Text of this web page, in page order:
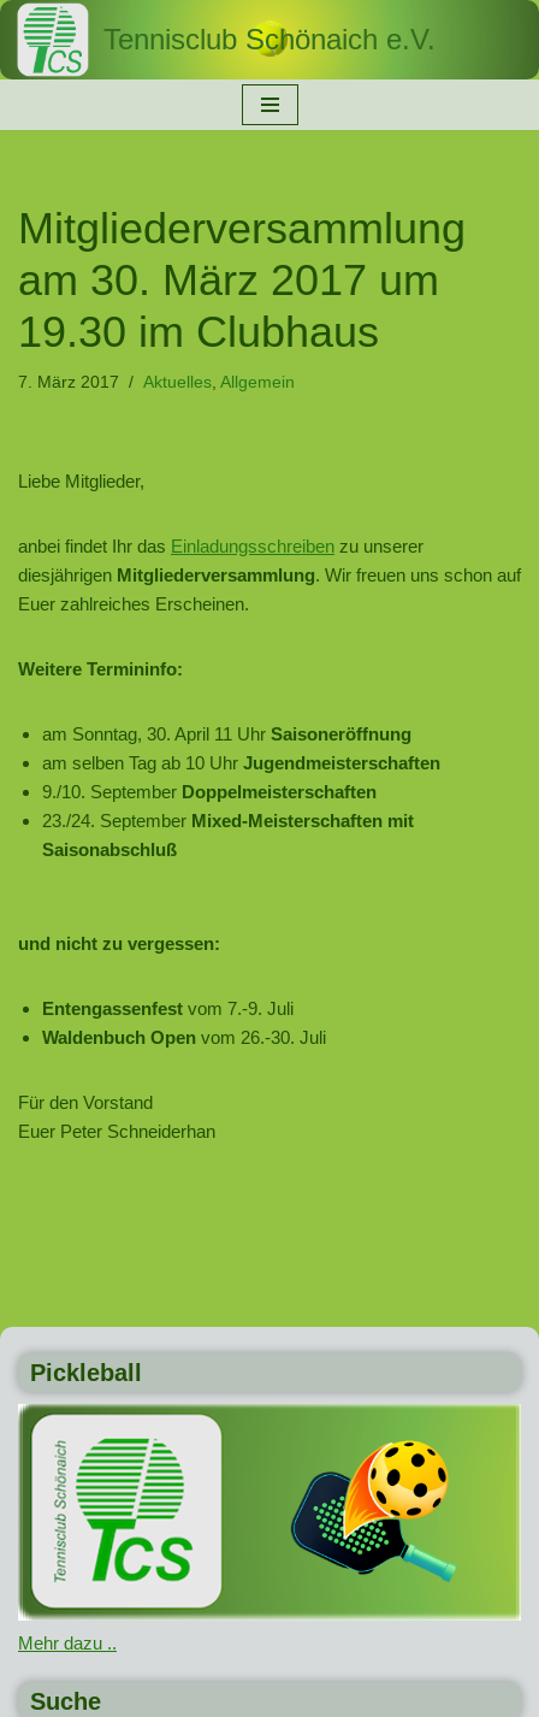
Zum
Tennisclub Schönaich e.V.
Mitgliederversammlung
am 30. März 2017 um
19.30 im Clubhaus
7. März 2017 Aktuelles, Allgemein
Liebe Mitglieder,
anbei findet Ihr das Einladungsschreiben zu unserer
diesjährigen Mitgliederversammlung. Wir freuen uns schon auf
Euer zahlreiches Erscheinen.
Weitere Termininfo:
am Sonntag, 30. April 11 Uhr Saisoneröffnung
am selben Tag ab 10 Uhr Jugendmeisterschaften
9./10. September Doppelmeisterschaften
23./24. September Mixed-Meisterschaften mit
Saisonabschluß
und nicht zu vergessen:
Entengassenfest vom 7.-9. Juli
Waldenbuch Open vom 26.-30. Juli
Für den Vorstand
Euer Peter Schneiderhan
Pickleball
Mehr dazu ..
Suche